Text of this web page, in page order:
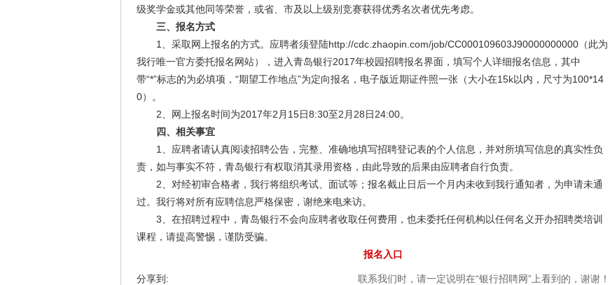
级奖学金或其他同等荣誉，或省、市及以上级别竞赛获得优秀名次者优先考虑。
三、报名方式
1、采取网上报名的方式。应聘者须登陆http://cdc.zhaopin.com/job/CC000109603J90000000000（此为
我行唯一官方委托报名网站），进入青岛银行2017年校园招聘报名界面，填写个人详细报名信息，其中
带“*”标志的为必填项，“期望工作地点”为定向报名，电子版近期证件照一张（大小在15k以内，尺寸为100*14
0）。
2、网上报名时间为2017年2月15日8:30至2月28日24:00。
四、相关事宜
1、应聘者请认真阅读招聘公告，完整、准确地填写招聘登记表的个人信息，并对所填写信息的真实性负
责，如与事实不符，青岛银行有权取消其录用资格，由此导致的后果由应聘者自行负责。
2、对经初审合格者，我行将组织考试、面试等；报名截止日后一个月内未收到我行通知者，为申请未通
过。我行将对所有应聘信息严格保密，谢绝来电来访。
3、在招聘过程中，青岛银行不会向应聘者收取任何费用，也未委托任何机构以任何名义开办招聘类培训
课程，请提高警惕，谨防受骗。
报名入口
分享到:
联系我们时，请一定说明在“银行招聘网”上看到的，谢谢！